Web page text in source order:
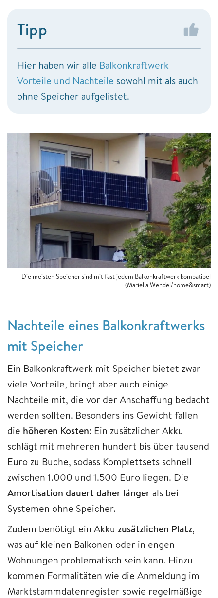
Tipp
Hier haben wir alle Balkonkraftwerk
Vorteile und Nachteile sowohl mit als auch
ohne Speicher aufgelistet.
Die meisten Speicher sind mit fast jedem Balkonkraftwerk kompatibel
(Mariella Wendel/home&smart)
Nachteile eines Balkonkraftwerks
mit Speicher
Ein Balkonkraftwerk mit Speicher bietet zwar
viele Vorteile, bringt aber auch einige
Nachteile mit, die vor der Anschaffung bedacht
werden sollten. Besonders ins Gewicht fallen
die höheren Kosten: Ein zusätzlicher Akku
schlägt mit mehreren hundert bis über tausend
Euro zu Buche, sodass Komplettsets schnell
zwischen 1.000 und 1.500 Euro liegen. Die
Amortisation dauert daher länger als bei
Systemen ohne Speicher.
Zudem benötigt ein Akku zusätzlichen Platz,
was auf kleinen Balkonen oder in engen
Wohnungen problematisch sein kann. Hinzu
kommen Formalitäten wie die Anmeldung im
Marktstammdatenregister sowie regelmäßige